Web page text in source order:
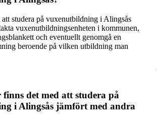
att studera på vuxenutbildning i Alingsås
vuxenutbildningsenheten i kommunen,
och eventuellt genomgå en
beroende på vilken utbildning man
det med att studera på
i Alingsås jämfört med andra